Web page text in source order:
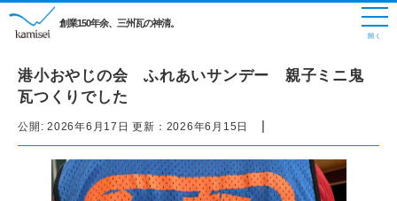
創業150年余、三州瓦の神清。
港小おやじの会 ふれあいサンデー 親子ミニ鬼
瓦つくりでした
公開: 2026年6月17日 更新： 2026年6月15日 |